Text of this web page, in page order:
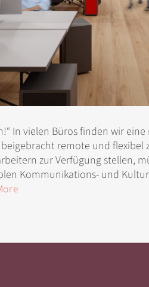
In vielen Büros finden wir
remote und flexibel
zur Verfügung stellen,
Kommunikations- und